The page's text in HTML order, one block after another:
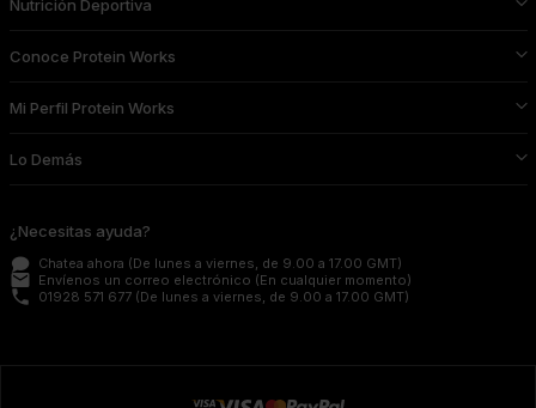
Nutrición Deportiva
Conoce Protein Works
Mi Perfil Protein Works
Lo Demás
¿Necesitas ayuda?
Chatea ahora (De lunes a viernes, de 9.00 a 17.00 GMT)
email Envíenos un correo electrónico (En cualquier momento)
phone 01928 571 677 (De lunes a viernes, de 9.00 a 17.00 GMT)